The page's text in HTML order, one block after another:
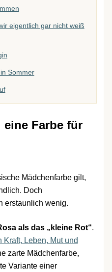
eigentlich gar nicht weiß
Sommer
eine Farbe für
Mädchenfarbe gilt,
Doch
erstaunlich wenig.
als das „kleine Rot“.
Leben, Mut und
zarte Mädchenfarbe,
Variante einer